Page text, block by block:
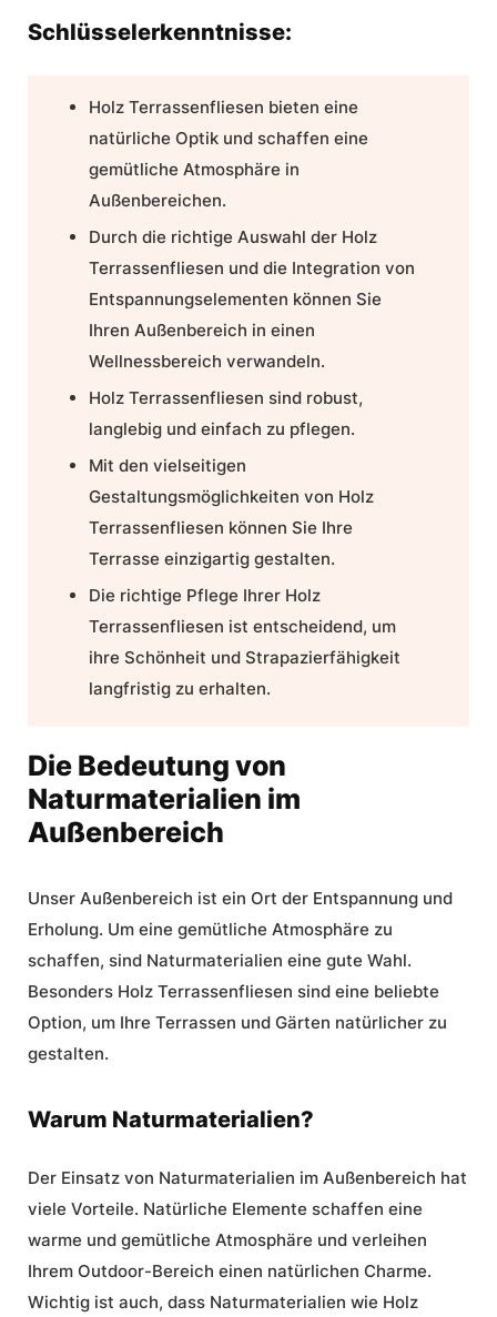
Schlüsselerkenntnisse:
Holz Terrassenfliesen bieten eine
natürliche Optik und schaffen eine
gemütliche Atmosphäre in
Außenbereichen.
Durch die richtige Auswahl der Holz
Terrassenfliesen und die Integration von
Entspannungselementen können Sie
Ihren Außenbereich in einen
Wellnessbereich verwandeln.
Holz Terrassenfliesen sind robust,
langlebig und einfach zu pflegen.
Mit den vielseitigen
Gestaltungsmöglichkeiten von Holz
Terrassenfliesen können Sie Ihre
Terrasse einzigartig gestalten.
Die richtige Pflege Ihrer Holz
Terrassenfliesen ist entscheidend, um
ihre Schönheit und Strapazierfähigkeit
langfristig zu erhalten.
Die Bedeutung von
Naturmaterialien im
Außenbereich
Unser Außenbereich ist ein Ort der Entspannung und
Erholung. Um eine gemütliche Atmosphäre zu
schaffen, sind Naturmaterialien eine gute Wahl.
Besonders Holz Terrassenfliesen sind eine beliebte
Option, um Ihre Terrassen und Gärten natürlicher zu
gestalten.
Warum Naturmaterialien?
Der Einsatz von Naturmaterialien im Außenbereich hat
viele Vorteile. Natürliche Elemente schaffen eine
warme und gemütliche Atmosphäre und verleihen
Ihrem Outdoor-Bereich einen natürlichen Charme.
Wichtig ist auch, dass Naturmaterialien wie Holz